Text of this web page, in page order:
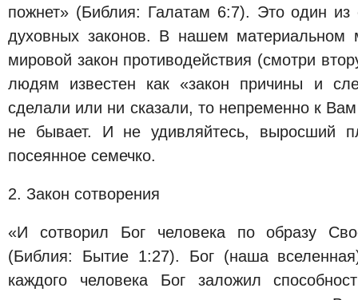
пожнет» (Библия: Галатам 6:7). Это один
духовных законов. В нашем материальном
мировой закон противодействия (смотри
людям известен как «закон причины и
сделали или ни сказали, то непременно к
не бывает. И не удивляйтесь, выросший
посеянное семечко.
2. Закон сотворения
«И сотворил Бог человека по образу
(Библия: Бытие 1:27). Бог (наша
каждого человека Бог заложил